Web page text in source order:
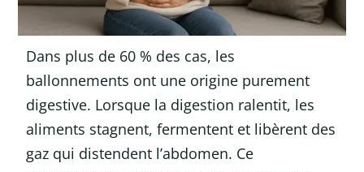
Dans plus de 60 % des cas, les
ballonnements ont une origine purement
digestive. Lorsque la digestion ralentit, les
aliments stagnent, fermentent et libèrent des
gaz qui distendent l’abdomen. Ce